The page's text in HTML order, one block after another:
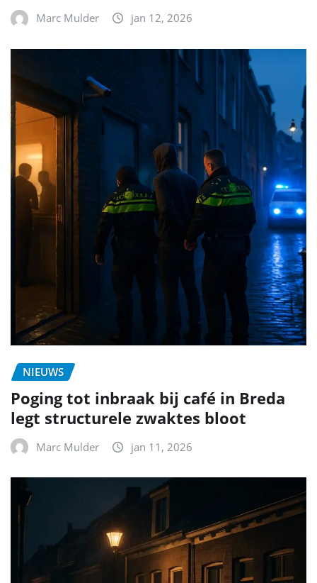
Marc Mulder jan 12, 2026
NIEUWS
Poging tot inbraak bij café in Breda
legt structurele zwaktes bloot
Marc Mulder jan 11, 2026